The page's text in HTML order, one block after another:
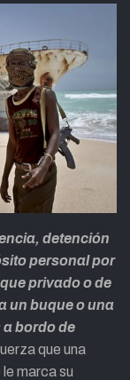
detención
personal por
privado o de
un buque o una
bordo de
que una
marca su